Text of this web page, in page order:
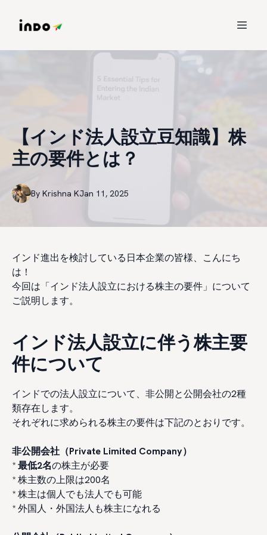
【インド法人設立豆知識】株
主の要件とは？
Jan 11, 2025
By Krishna K
インド進出を検討している日本企業の皆様、こんにち
は！
今回は「インド法人設立における株主の要件」について
ご説明します。
インド法人設立に伴う株主要
件について
インドでの法人設立について、非公開と公開会社の2種
類存在します。
それぞれに求められる株主の要件は下記のとおりです。
非公開会社（Private Limited Company）
*最低2名の株主が必要
* 株主数の上限は200名
* 株主は個人でも法人でも可能
* 外国人・外国法人も株主になれる